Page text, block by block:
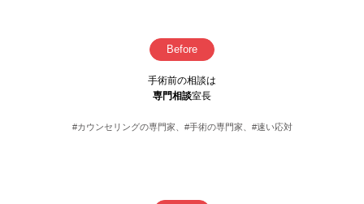
Before
手術前の相談は
専門相談室長
#カウンセリングの専門家、#手術の専門家、#速い応対